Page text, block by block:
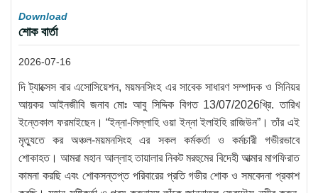
Download
শোক বার্তা
2026-07-16
দি ট্যাক্সেস বার এসোসিয়েশন, ময়মনসিংহ এর সাবেক সাধারণ সম্পাদক ও সিনিয়র
আয়কর আইনজীবি জনাব মোঃ আবু সিদ্দিক বিগত 13/07/2026খ্রি. তারিখ
ইন্তেকাল ফরমাইছেন। “ইন্না-লিল্লাহি ওয়া ইন্না ইলাইহি রাজিউন”। তাঁর এই
মৃত্যুতে কর অঞ্চল-ময়মনসিংহ এর সকল কর্মকর্তা ও কর্মচারী গভীরভাবে
শোকাহত। আমরা মহান আল্লাহ তায়ালার নিকট মরহুমের বিদেহী আত্মার মাগফিরাত
কামনা করছি এবং শোকসন্তপ্ত পরিবারের প্রতি গভীর শোক ও সমবেদনা প্রকাশ